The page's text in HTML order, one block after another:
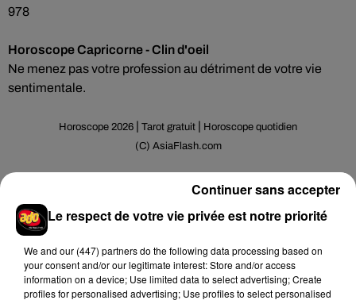
978
Horoscope Capricorne - Clin d'oeil
Ne menez pas votre profession au détriment de votre vie
sentimentale.
Horoscope 2026 | Tarot gratuit | Horoscope quotidien
(C) AsiaFlash.com
Horoscope hebdomadaire Capricorne
(Lundi 3 -- Dimanche 9 Aoï¿½t 2026)
Le respect de votre vie privée est notre priorité
We and our (447) partnersdo the following data processing based on
your consent and/or our legitimate interest: Store and/or access
information on a device; Use limited data to select advertising; Create
profiles for personalised advertising; Use profiles to select personalised
Continuer sans accepter